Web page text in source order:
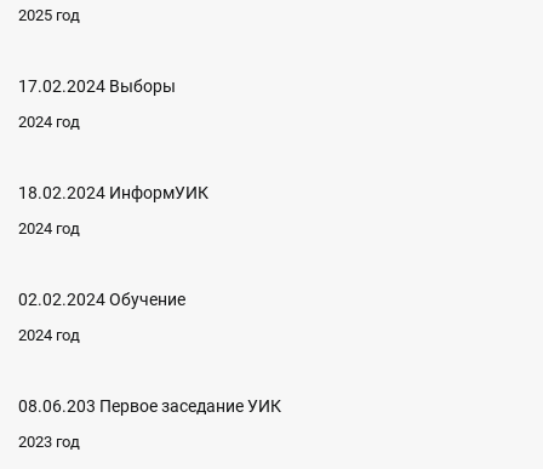
2025 год
17.02.2024 Выборы
2024 год
18.02.2024 ИнформУИК
2024 год
02.02.2024 Обучение
2024 год
08.06.203 Первое заседание УИК
2023 год